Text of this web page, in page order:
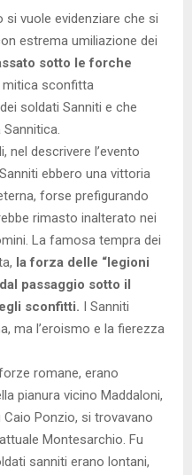
si vuole evidenziare che si
estrema umiliazione dei
sotto le forche
mitica sconfitta
soldati Sanniti e che
nel descrivere l’evento
ebbero una vittoria
forse prefigurando
rimasto inalterato nei
La famosa tempra dei
la forza delle “legioni
passaggio sotto il
sconfitti. I Sanniti
ma l’eroismo e la fierezza
romane, erano
pianura vicino Maddaloni,
Ponzio, si trovavano
Montesarchio. Fu
sanniti erano lontani,